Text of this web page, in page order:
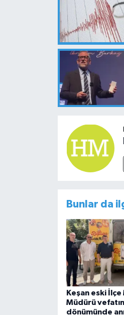
Bunlar da
Keşan eski
Müdürü
dönümünde